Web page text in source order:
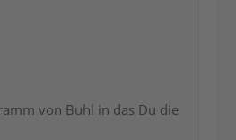
von Buhl in das Du die